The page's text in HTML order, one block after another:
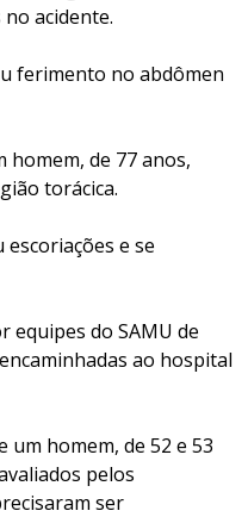
acidente.
ferimento no abdômen
homem, de 77 anos,
torácica.
escoriações e se
equipes do SAMU de
ao hospital
um homem, de 52 e 53
pelos
ser